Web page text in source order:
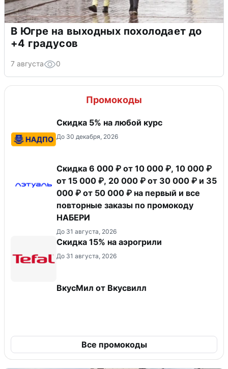
В Югре на выходных похолодает до
+4 градусов
7 августа 0
Промокоды
Скидка 5% на любой курс
До 30 декабря, 2026
Скидка 6 000 ₽ от 10 000 ₽, 10 000 ₽
от 15 000 ₽, 20 000 ₽ от 30 000 ₽ и 35
000 ₽ от 50 000 ₽ на первый и все
повторные заказы по промокоду
НАБЕРИ
До 31 августа, 2026
Скидка 15% на аэрогрили
До 31 августа, 2026
ВкусМил от Вкусвилл
Все промокоды